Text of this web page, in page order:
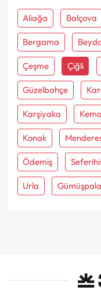
Aliağa Balçova
Bergama
Çeşme Çiğli
Güzelbahçe
Karşiyaka
Konak
Ödemiş
Urla Gümüşpala